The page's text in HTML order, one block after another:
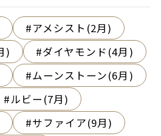
アメシスト(2月)
)
ダイヤモンド(4月)
ムーンストーン(6月)
ルビー(7月)
サファイア(9月)